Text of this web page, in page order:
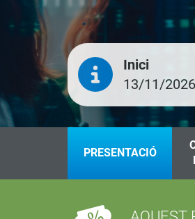
Inici
13/11/2026
PRESENTACIÓ